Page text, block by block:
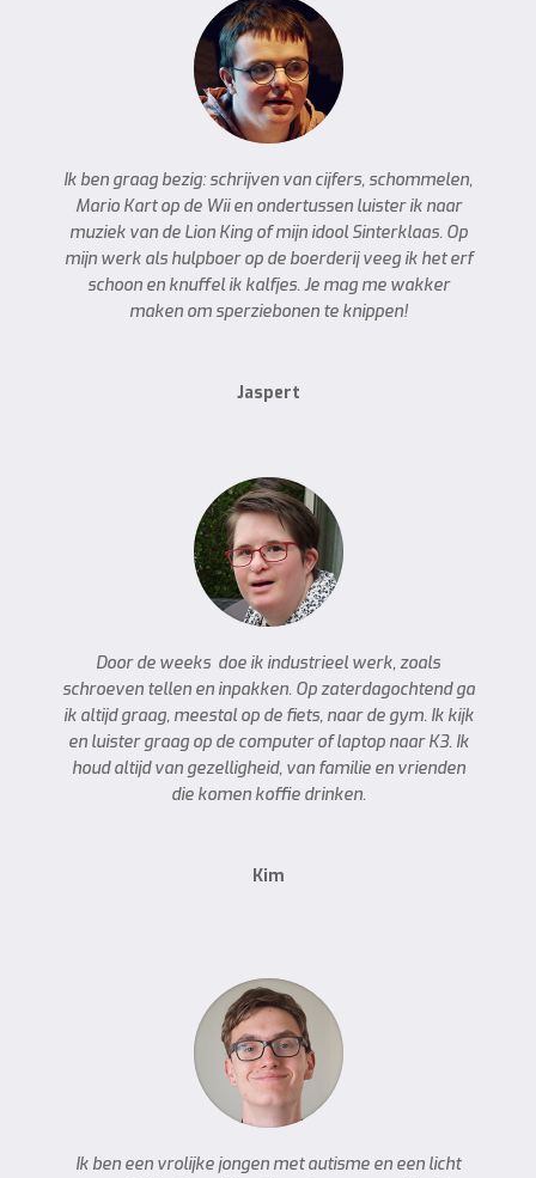
Ik ben graag bezig: schrijven van cijfers, schommelen,
Mario Kart op de Wii en ondertussen luister ik naar
muziek van de Lion King of mijn idool Sinterklaas. Op
mijn werk als hulpboer op de boerderij veeg ik het erf
schoon en knuffel ik kalfjes. Je mag me wakker
maken om sperziebonen te knippen!
Jaspert
Door de weeks doe ik industrieel werk, zoals
schroeven tellen en inpakken. Op zaterdagochtend ga
ik altijd graag, meestal op de fiets, naar de gym. Ik kijk
en luister graag op de computer of laptop naar K3. Ik
houd altijd van gezelligheid, van familie en vrienden
die komen koffie drinken.
Kim
Ik ben een vrolijke jongen met autisme en een licht